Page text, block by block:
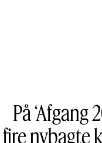
På ‘Afgang
fire nybagte